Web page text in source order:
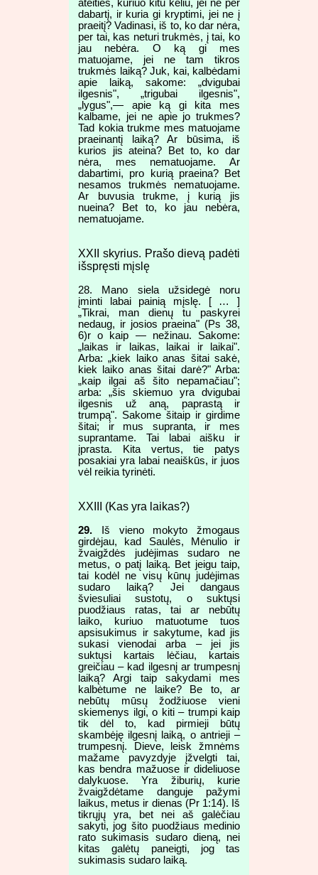
ateities, kuriuo kitu keliu, jei ne per
dabartį, ir kuria gi kryptimi, jei ne į
praeitį? Vadinasi, iš to, ko dar nėra,
per tai, kas neturi trukmės, į tai, ko
jau nebėra. O ką gi mes
matuojame, jei ne tam tikros
trukmės laiką? Juk, kai, kalbėdami
apie laiką, sakome: „dvigubai
ilgesnis", „trigubai ilgesnis",
„lygus",— apie ką gi kita mes
kalbame, jei ne apie jo trukmes?
Tad kokia trukme mes matuojame
praeinantį laiką? Ar būsima, iš
kurios jis ateina? Bet to, ko dar
nėra, mes nematuojame. Ar
dabartimi, pro kurią praeina? Bet
nesamos trukmės nematuojame.
Ar buvusia trukme, į kurią jis
nueina? Bet to, ko jau nebėra,
nematuojame.
XXII skyrius. Prašo dievą padėti
išspręsti mįslę
28. Mano siela užsidegė noru
įminti labai painią mįslę. [ … ]
„Tikrai, man dienų tu paskyrei
nedaug, ir josios praeina" (Ps 38,
6)r o kaip — nežinau. Sakome:
„laikas ir laikas, laikai ir laikai".
Arba: „kiek laiko anas šitai sakė,
kiek laiko anas šitai darė?" Arba:
„kaip ilgai aš šito nepamačiau";
arba: „šis skiemuo yra dvigubai
ilgesnis už aną, paprastą ir
trumpą". Sakome šitaip ir girdime
šitai; ir mus supranta, ir mes
suprantame. Tai labai aišku ir
įprasta. Kita vertus, tie patys
posakiai yra labai neaiškūs, ir juos
vėl reikia tyrinėti.
XXIII (Kas yra laikas?)
29. Iš vieno mokyto žmogaus
girdėjau, kad Saulės, Mėnulio ir
žvaigždės judėjimas sudaro ne
metus, o patį laiką. Bet jeigu taip,
tai kodėl ne visų kūnų judėjimas
sudaro laiką? Jei dangaus
šviesuliai sustotų, o suktųsi
puodžiaus ratas, tai ar nebūtų
laiko, kuriuo matuotume tuos
apsisukimus ir sakytume, kad jis
sukasi vienodai arba – jei jis
suktųsi kartais lėčiau, kartais
greičiau – kad ilgesnį ar trumpesnį
laiką? Argi taip sakydami mes
kalbėtume ne laike? Be to, ar
nebūtų mūsų žodžiuose vieni
skiemenys ilgi, o kiti – trumpi kaip
tik dėl to, kad pirmieji būtų
skambėję ilgesnį laiką, o antrieji –
trumpesnį. Dieve, leisk žmnėms
mažame pavyzdyje įžvelgti tai,
kas bendra mažuose ir dideliuose
dalykuose. Yra žiburių, kurie
žvaigždėtame danguje pažymi
laikus, metus ir dienas (Pr 1:14). Iš
tikrųjų yra, bet nei aš galėčiau
sakyti, jog šito puodžiaus medinio
rato sukimasis sudaro dieną, nei
kitas galėtų paneigti, jog tas
sukimasis sudaro laiką.